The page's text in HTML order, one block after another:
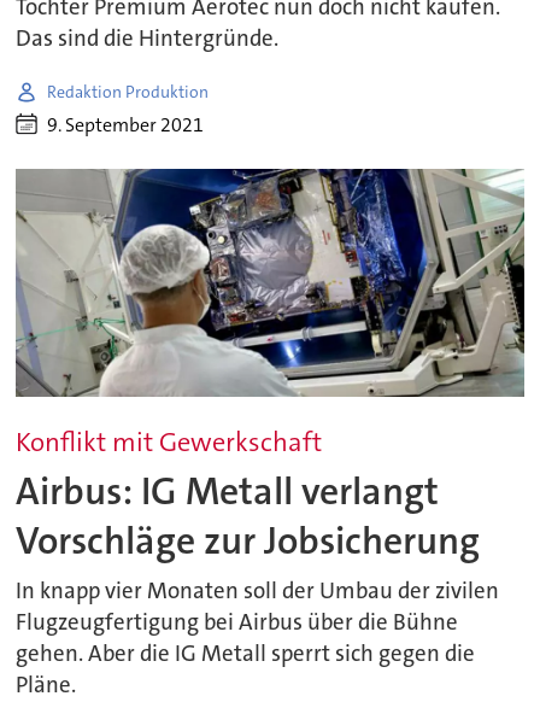
Tochter Premium Aerotec nun doch nicht kaufen.
Das sind die Hintergründe.
Redaktion Produktion
9. September 2021
Konflikt mit Gewerkschaft
Airbus: IG Metall verlangt
Vorschläge zur Jobsicherung
In knapp vier Monaten soll der Umbau der zivilen
Flugzeugfertigung bei Airbus über die Bühne
gehen. Aber die IG Metall sperrt sich gegen die
Pläne.